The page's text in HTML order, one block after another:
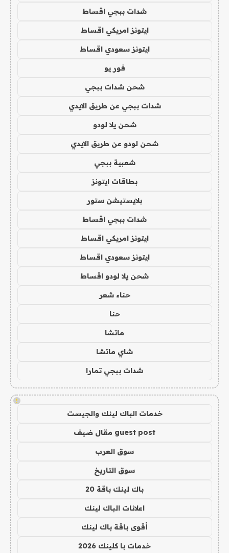
شدات ببجي اقساط
ايتونز امريكي اقساط
ايتونز سعودي اقساط
فور يو
شحن شدات ببجي
شدات ببجي عن طريق الايدي
شحن يلا لودو
شحن لودو عن طريق الايدي
شعبية ببجي
بطاقات ايتونز
بلايستيشن ستور
شدات ببجي اقساط
ايتونز امريكي اقساط
ايتونز سعودي اقساط
شحن يلا لودو اقساط
حناء شعر
حنا
ماتشا
شاي ماتشا
شدات ببجي تمارا
!
خدمات الباك لينك والجيست
guest post مقال ضيف
سوق العرب
سوق التاريخ
باك لينك باقة 20
اعلانات الباك لينك
أقوى باقة باك لينك
خدمات با كلينك 2026